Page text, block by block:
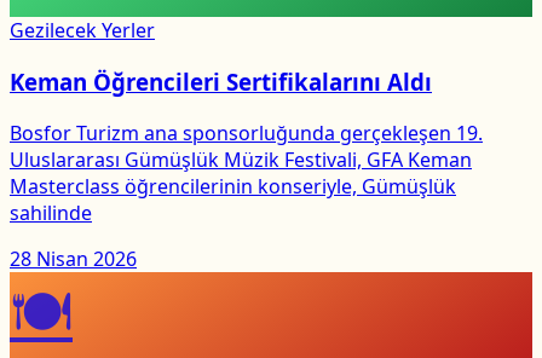
Gezilecek Yerler
Keman Öğrencileri Sertifikalarını Aldı
Bosfor Turizm ana sponsorluğunda gerçekleşen 19.
Uluslararası Gümüşlük Müzik Festivali, GFA Keman
Masterclass öğrencilerinin konseriyle, Gümüşlük
sahilinde
28 Nisan 2026
🍽